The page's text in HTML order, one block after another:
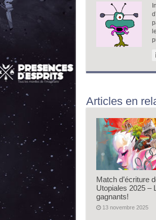
Articles en
Match d’écriture
Utopiales 2025 –
gagnants!
13 novembre 2025